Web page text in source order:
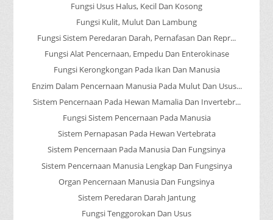
Fungsi Usus Halus, Kecil Dan Kosong
Fungsi Kulit, Mulut Dan Lambung
Fungsi Sistem Peredaran Darah, Pernafasan Dan Repr...
Fungsi Alat Pencernaan, Empedu Dan Enterokinase
Fungsi Kerongkongan Pada Ikan Dan Manusia
Enzim Dalam Pencernaan Manusia Pada Mulut Dan Usus...
Sistem Pencernaan Pada Hewan Mamalia Dan Invertebr...
Fungsi Sistem Pencernaan Pada Manusia
Sistem Pernapasan Pada Hewan Vertebrata
Sistem Pencernaan Pada Manusia Dan Fungsinya
Sistem Pencernaan Manusia Lengkap Dan Fungsinya
Organ Pencernaan Manusia Dan Fungsinya
Sistem Peredaran Darah Jantung
Fungsi Tenggorokan Dan Usus